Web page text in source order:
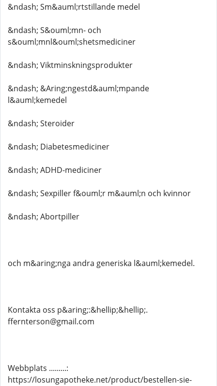
&ndash; Sm&auml;rtstillande medel
&ndash; S&ouml;mn- och
s&ouml;mnl&ouml;shetsmediciner
&ndash; Viktminskningsprodukter
&ndash; &Aring;ngestd&auml;mpande
l&auml;kemedel
&ndash; Steroider
&ndash; Diabetesmediciner
&ndash; ADHD-mediciner
&ndash; Sexpiller f&ouml;r m&auml;n och kvinnor
&ndash; Abortpiller
och m&aring;nga andra generiska l&auml;kemedel.
Kontakta oss p&aring;:&hellip;&hellip;.
ffernterson@gmail.com
Webbplats .........:
https://losungapotheke.net/product/bestellen-sie-